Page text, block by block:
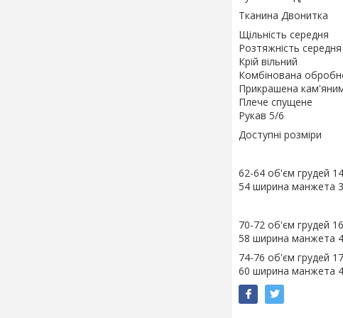
Тканина Двонитка
Щільність середня
Розтяжність середня
Крій вільний
Комбінована
Прикрашена
Плече спущене
Рукав 5/6
Доступні розміри
62-64 об'єм грудей
54 ширина манжета
70-72 об'єм грудей
58 ширина манжета
74-76 об'єм грудей
60 ширина манжета